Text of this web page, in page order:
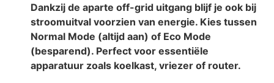
Dankzij de aparte off-grid uitgang blijf je ook bij
stroomuitval voorzien van energie. Kies tussen
Normal Mode (altijd aan) of Eco Mode
(besparend). Perfect voor essentiële
apparatuur zoals koelkast, vriezer of router.